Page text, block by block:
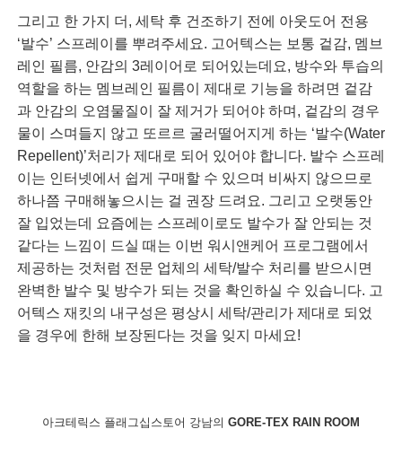
그리고 한 가지 더, 세탁 후 건조하기 전에 아웃도어 전용
‘발수’ 스프레이를 뿌려주세요. 고어텍스는 보통 겉감, 멤브
레인 필름, 안감의 3레이어로 되어있는데요, 방수와 투습의
역할을 하는 멤브레인 필름이 제대로 기능을 하려면 겉감
과 안감의 오염물질이 잘 제거가 되어야 하며, 겉감의 경우
물이 스며들지 않고 또르르 굴러떨어지게 하는 ‘발수(Water
Repellent)’처리가 제대로 되어 있어야 합니다. 발수 스프레
이는 인터넷에서 쉽게 구매할 수 있으며 비싸지 않으므로
하나쯤 구매해놓으시는 걸 권장 드려요. 그리고 오랫동안
잘 입었는데 요즘에는 스프레이로도 발수가 잘 안되는 것
같다는 느낌이 드실 때는 이번 워시앤케어 프로그램에서
제공하는 것처럼 전문 업체의 세탁/발수 처리를 받으시면
완벽한 발수 및 방수가 되는 것을 확인하실 수 있습니다. 고
어텍스 재킷의 내구성은 평상시 세탁/관리가 제대로 되었
을 경우에 한해 보장된다는 것을 잊지 마세요!
아크테릭스 플래그십스토어 강남의 GORE-TEX RAIN ROOM